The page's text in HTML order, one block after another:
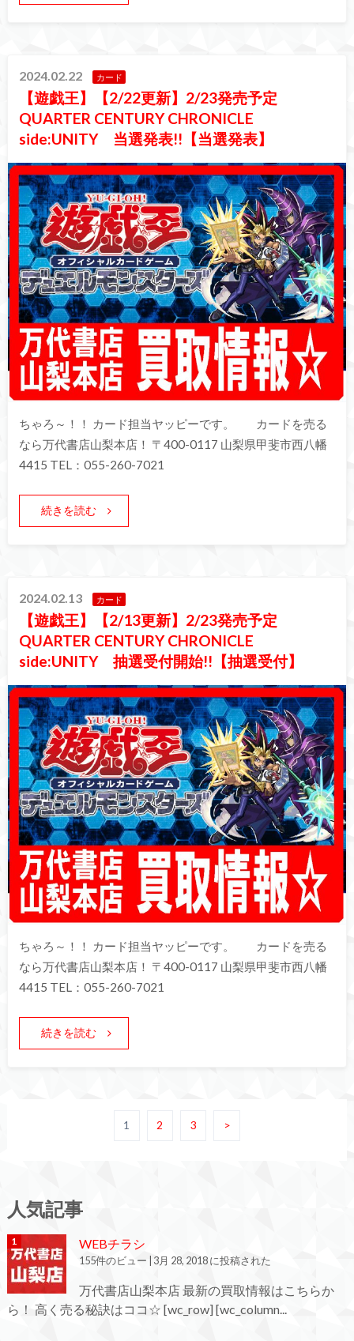
2024.02.22 カード
【遊戯王】【2/22更新】2/23発売予定
QUARTER CENTURY CHRONICLE
side:UNITY 当選発表!!【当選発表】
ちゃろ～！！ カード担当ヤッピーです。 カードを売る
なら万代書店山梨本店！ 〒400-0117 山梨県甲斐市西八幡
4415 TEL：055-260-7021
続きを読む
2024.02.13 カード
【遊戯王】【2/13更新】2/23発売予定
QUARTER CENTURY CHRONICLE
side:UNITY 抽選受付開始!!【抽選受付】
ちゃろ～！！ カード担当ヤッピーです。 カードを売る
なら万代書店山梨本店！ 〒400-0117 山梨県甲斐市西八幡
4415 TEL：055-260-7021
続きを読む
1 2 3 >
人気記事
WEBチラシ
155件のビュー 3月 28, 2018 に投稿された
万代書店山梨本店 最新の買取情報はこちらか
ら！ 高く売る秘訣はココ☆ [wc_row] [wc_column...